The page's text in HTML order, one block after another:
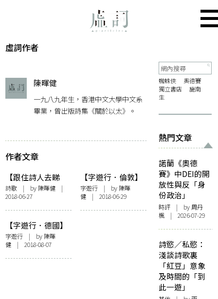
虛詞作者
陳暉健
一九八九年生，香港中文大學中文系
畢業，曾出版詩集《關於以太》。
作者文章
【跟住詩人去睇
展】逃逸路線——
「逃逸路線：
Nilima Sheikh檔案
庫」
詩歌 | by 陳暉健 |
2018-06-27
【字遊行．倫敦】
Red Tomb
字遊行| by 陳暉
健 | 2018-06-29
【字遊行．德國】
德國黑森林
字遊行 | by 陳暉
健 | 2018-08-07
蜘蛛俠
奧德賽
獨立書店
施南
生
熱門文章
諾蘭《奧德
賽》中DEI的開
放性與反「身
份政治」
時評 | by周丹
楓 | 2026-07-29
詩慾／私慾：
淺談詩歌裏
「紅豆」意象
及時間的「到
此一遊」